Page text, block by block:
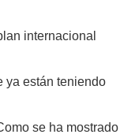
internacional
ya están teniendo
se ha mostrado